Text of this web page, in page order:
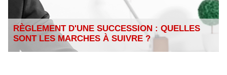
RÈGLEMENT D'UNE SUCCESSION : QUELLES
SONT LES MARCHES À SUIVRE ?